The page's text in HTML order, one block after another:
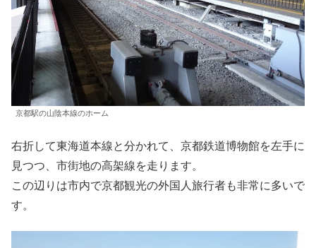
京都駅の山陰本線のホーム
右折して東海道本線と分かれて、京都鉄道博物館を左手に
見つつ、市街地の高架線を走ります。
この辺りは市内で京都観光の外国人旅行者も非常に多いで
す。